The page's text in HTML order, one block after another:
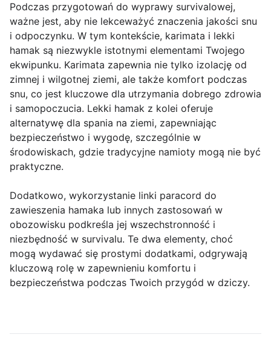
Podczas przygotowań do wyprawy survivalowej,
ważne jest, aby nie lekceważyć znaczenia jakości snu
i odpoczynku. W tym kontekście, karimata i lekki
hamak są niezwykle istotnymi elementami Twojego
ekwipunku. Karimata zapewnia nie tylko izolację od
zimnej i wilgotnej ziemi, ale także komfort podczas
snu, co jest kluczowe dla utrzymania dobrego zdrowia
i samopoczucia. Lekki hamak z kolei oferuje
alternatywę dla spania na ziemi, zapewniając
bezpieczeństwo i wygodę, szczególnie w
środowiskach, gdzie tradycyjne namioty mogą nie być
praktyczne.
Dodatkowo, wykorzystanie linki paracord do
zawieszenia hamaka lub innych zastosowań w
obozowisku podkreśla jej wszechstronność i
niezbędność w survivalu. Te dwa elementy, choć
mogą wydawać się prostymi dodatkami, odgrywają
kluczową rolę w zapewnieniu komfortu i
bezpieczeństwa podczas Twoich przygód w dziczy.